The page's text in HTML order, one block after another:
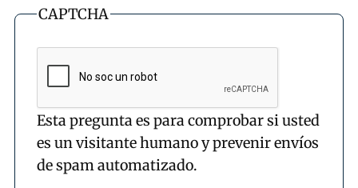
CAPTCHA
Esta pregunta es para comprobar si usted
es un visitante humano y prevenir envíos
de spam automatizado.